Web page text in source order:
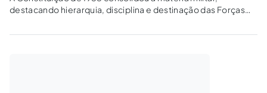
destacando hierarquia, disciplina e destinação das Forças
militares?